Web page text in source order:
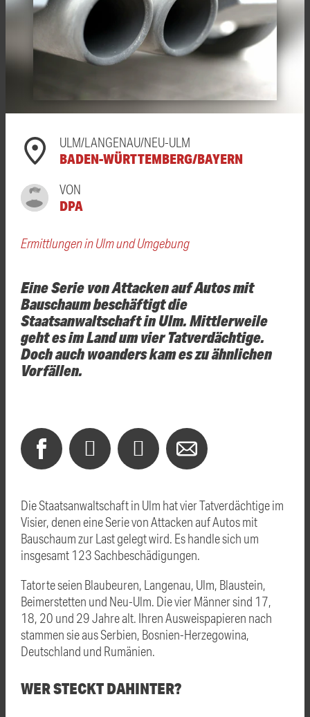
ULM/LANGENAU/NEU-ULM
BADEN-WÜRTTEMBERG/BAYERN
VON
DPA
Ermittlungen in Ulm und Umgebung
Eine Serie von Attacken auf Autos mit
Bauschaum beschäftigt die
Staatsanwaltschaft in Ulm. Mittlerweile
geht es im Land um vier Tatverdächtige.
Doch auch woanders kam es zu ähnlichen
Vorfällen.
Die Staatsanwaltschaft in Ulm hat vier Tatverdächtige im
Visier, denen eine Serie von Attacken auf Autos mit
Bauschaum zur Last gelegt wird. Es handle sich um
insgesamt 123 Sachbeschädigungen.
Tatorte seien Blaubeuren, Langenau, Ulm, Blaustein,
Beimerstetten und Neu-Ulm. Die vier Männer sind 17,
18, 20 und 29 Jahre alt. Ihren Ausweispapieren nach
stammen sie aus Serbien, Bosnien-Herzegowina,
Deutschland und Rumänien.
WER STECKT DAHINTER?